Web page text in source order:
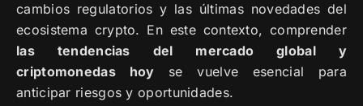
cambios regulatorios y las últimas novedades del
ecosistema crypto. En este contexto, comprender
las tendencias del mercado global y
criptomonedas hoy se vuelve esencial para
anticipar riesgos y oportunidades.